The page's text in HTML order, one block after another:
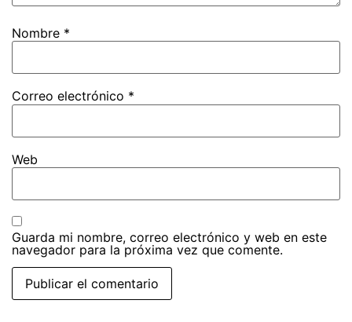
Nombre *
Correo electrónico *
Web
Guarda mi nombre, correo electrónico y web en este
navegador para la próxima vez que comente.